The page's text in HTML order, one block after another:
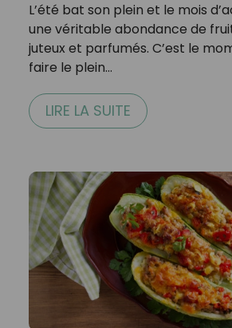
L’été bat son plein et le mois
une véritable abondance de
juteux et parfumés. C’est le
faire le plein…
LIRE LA SUITE